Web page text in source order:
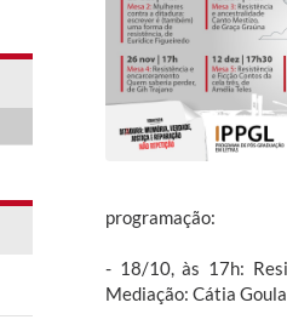
programação:
- 18/10, às 17h:
Mediação: Cátia